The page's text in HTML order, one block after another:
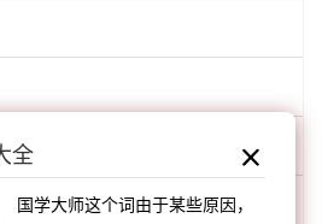
全
国学大师这个词由于某些原因，